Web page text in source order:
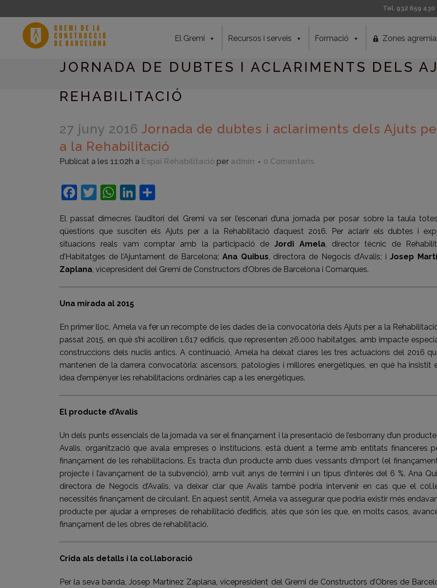
Tel. 932 659 430
El Gremi Recursos i serveis Formació Zones
JORNADA DE DUBTES I ACLARIMENTS DELS
REHABILITACIÓ
27 juny 2016 Jornada de dubtes i aclariments dels Ajuts
a la Rehabilitació
Publicat a les 11:02h a Espai Rehabilitació per admin 0 Comentaris
Facebook
Twitter
WhatsApp
LinkedIn
El passat dimecres l’auditori del Gremi va ser l’escenari d’una jornada per posar sobre la taula
qüestions que susciten els Ajuts per a la Rehabilitació d’aquest 2016. Per aclarir els dubtes i
situacions reals vam comptar amb la participació deJordi Amela, director tècnic de
d’Habitatges de l’Ajuntament de Barcelona;Ana Quibus, directora de Negocis d’Avalis; iJosep
Zaplana, vicepresident del Gremi de Constructors d’Obres de Barcelona i Comarques.
Una mirada al 2015
En primer lloc, Amela va fer un recompte de les dades de la convocatòria dels Ajuts per a la
passat 2015, en què s’hi acolliren 1.617 edificis, que representen 26.000 habitatges, amb impacte
construccions dels nuclis antics. A continuació, Amela ha deixat clares les tres actuacions del 2016
mantenen de la darrera convocatòria: ascensors, patologies i millores energètiques, en què ha insistit
idea d’empènyer les rehabilitacions ordinàries cap a les energètiques.
El producte d’Avalis
Un dels punts essencials de la jornada va ser el finançament i la presentació de l’esborrany d’un
Avalis, organització que avala empreses o institucions, està duent a terme amb entitats financeres
finançament de les rehabilitacions. Es tracta d’un producte amb dues vessants d’import (el
projecte i l’avançament de la subvenció), amb vuit anys de termini i un tipus d’interès del 6 %. Ana
directora de Negocis d’Avalis, va deixar clar que Avalis també podria intervenir en cas que el
necessités finançament de circulant. En aquest sentit, Amela va assegurar que podria existir més
producte per ajudar a empreses de rehabilitació d’edificis, atès que són les que, en molts casos,
finançament de les obres de rehabilitació.
Crida als detalls i la col.laboració
Per la seva banda, Josep Martínez Zaplana, vicepresident del Gremi de Constructors d’Obres de